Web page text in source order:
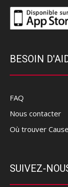
BESOIN
FAQ
Nous contacter
Où trouver
SUIVEZ-